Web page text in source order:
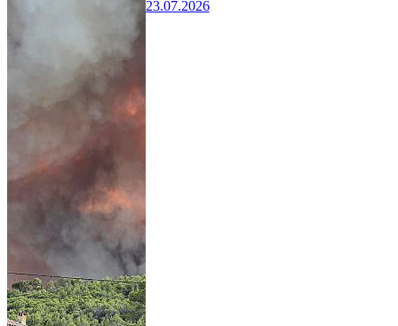
23.07.2026